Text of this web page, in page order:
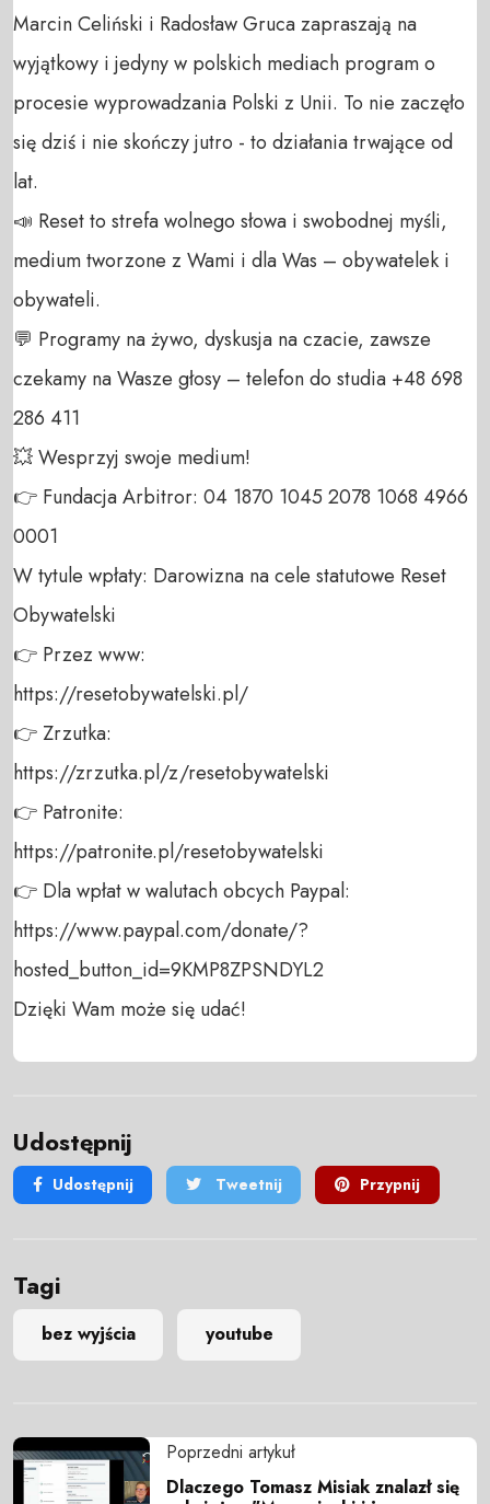
Marcin Celiński i Radosław Gruca zapraszają na
wyjątkowy i jedyny w polskich mediach program o
procesie wyprowadzania Polski z Unii. To nie zaczęło
się dziś i nie skończy jutro - to działania trwające od
lat.
📣 Reset to strefa wolnego słowa i swobodnej myśli,
medium tworzone z Wami i dla Was – obywatelek i
obywateli.
💬 Programy na żywo, dyskusja na czacie, zawsze
czekamy na Wasze głosy – telefon do studia +48 698
286 411
💥 Wesprzyj swoje medium!
👉 Fundacja Arbitror: 04 1870 1045 2078 1068 4966
0001
W tytule wpłaty: Darowizna na cele statutowe Reset
Obywatelski
👉 Przez www:
https://resetobywatelski.pl/
👉 Zrzutka:
https://zrzutka.pl/z/resetobywatelski
👉 Patronite:
https://patronite.pl/resetobywatelski
👉 Dla wpłat w walutach obcych Paypal:
https://www.paypal.com/donate/?
hosted_button_id=9KMP8ZPSNDYL2
Dzięki Wam może się udać!
Udostępnij
Udostępnij Tweetnij Przypnij
Tagi
bez wyjścia youtube
Poprzedni artykuł
Dlaczego Tomasz Misiak znalazł się